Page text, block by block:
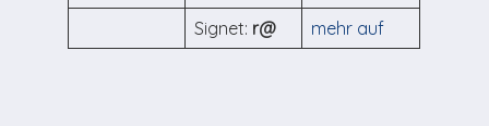
Signet: r@ mehr auf